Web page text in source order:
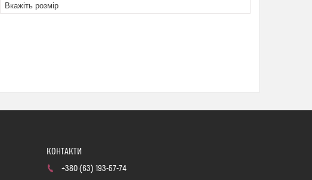
Вкажіть розмір
+380 (63) 193-57-74